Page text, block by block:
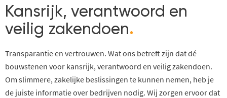
Kansrijk, verantwoord en
veilig zakendoen.
Transparantie en vertrouwen. Wat ons betreft zijn dat dé
bouwstenen voor kansrijk, verantwoord en veilig zakendoen.
Om slimmere, zakelijke beslissingen te kunnen nemen, heb je
de juiste informatie over bedrijven nodig. Wij zorgen ervoor dat